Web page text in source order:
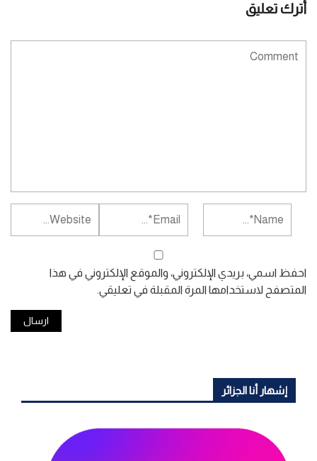
أترك تعليق
احفظ اسمي، بريدي الإلكتروني، والموقع الإلكتروني في هذا
المتصفح لاستخدامها المرة المقبلة في تعليقي.
إشهار أنا الجزائر